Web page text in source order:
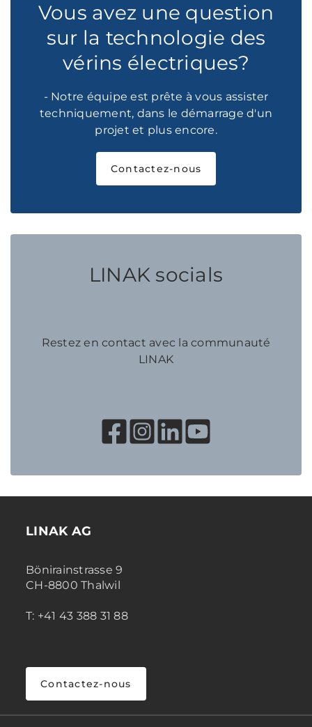
Vous avez une question
sur la technologie des
vérins électriques?
- Notre équipe est prête à vous assister
techniquement, dans le démarrage d'un
projet et plus encore.
Contactez-nous
LINAK socials
Restez en contact avec la communauté
LINAK
LINAK AG
Bönirainstrasse 9
CH-8800 Thalwil
T: +41 43 388 31 88
Contactez-nous